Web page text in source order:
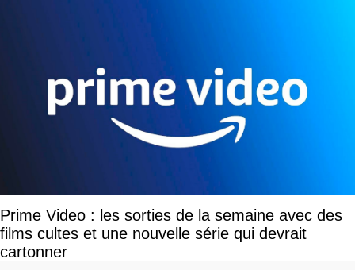
Prime Video : les sorties de la semaine avec des
films cultes et une nouvelle série qui devrait
cartonner